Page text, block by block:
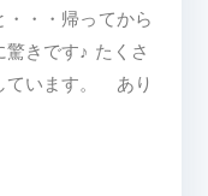
・・帰ってから
きです♪ たくさ
ています。 あり